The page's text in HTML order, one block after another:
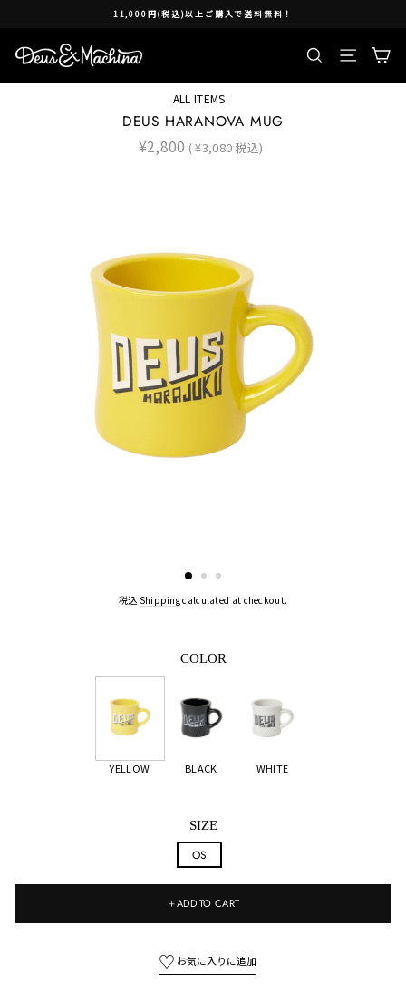
11,000円(税込)以上ご購入で送料無料！
検索 Site
ALL ITEMS /
DEUS HARANOVA MUG
Regular
price
¥2,800 ( ¥3,080 税込)
税込 Shippingcalculated at checkout.
COLOR
YELLOW BLACK WHITE
SIZE
OS
＋ADD TO CART